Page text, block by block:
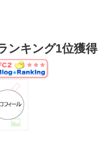
ンキング1位獲得